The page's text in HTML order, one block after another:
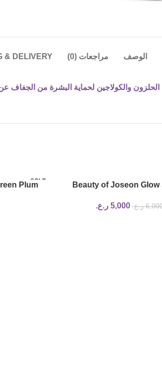
الوصف مراجعات (0) & DELIVERY
والكولاجين لحماية البشرة من
Beauty of Joseon Glow
ر.ع. 5,000 ر.ع.
SOLD
OUT
Plum